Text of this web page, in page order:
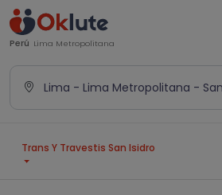
Perú Lima Metropolitana
Lima - Lima Metropolitana -
Trans Y Travestis San Isidro